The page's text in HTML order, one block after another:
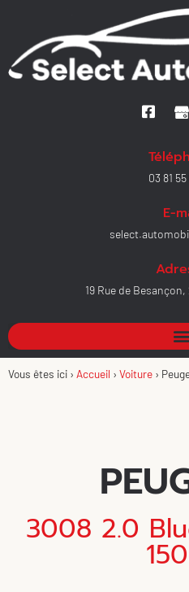
03 81
E-
19 Rue de
Vous êtes ici › Accueil › Voiture ›
3008 2.0